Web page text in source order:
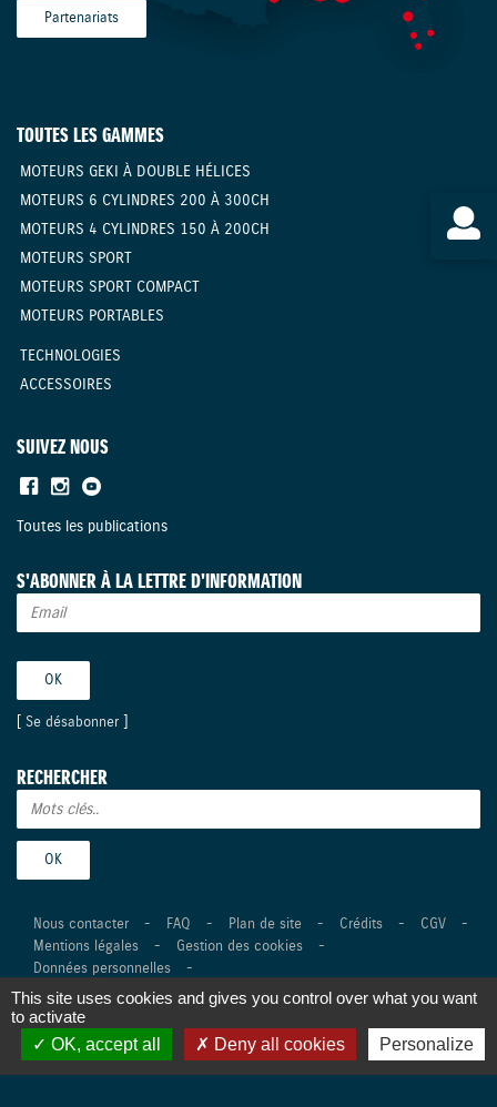
Partenariats
TOUTES LES GAMMES
MOTEURS GEKI À DOUBLE HÉLICES
MOTEURS 6 CYLINDRES 200 À 300CH
MOTEURS 4 CYLINDRES 150 À 200CH
MOTEURS SPORT
MOTEURS SPORT COMPACT
MOTEURS PORTABLES
TECHNOLOGIES
ACCESSOIRES
SUIVEZ NOUS
Toutes les publications
S'ABONNER À LA LETTRE D'INFORMATION
Se désabonner
RECHERCHER
Nous contacter - FAQ - Plan de site - Crédits - CGV
-
Mentions légales
- Gestion des cookies
-
Données personnelles
-
©Suzuki Marine 2026 Tous droits réservés -Réalisation Agence
Digitale Versio
This site uses cookies and gives you control over what you want
to activate
OK, accept all
Deny all cookies Personalize